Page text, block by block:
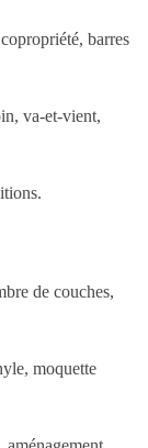
barres
va-et-vient,
de couches,
moquette